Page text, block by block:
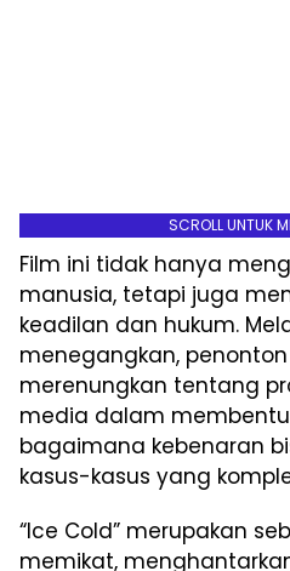
SCROLL UNTUK
Film ini tidak hanya
manusia, tetapi juga
keadilan dan hukum.
menegangkan,
merenungkan tentang
media dalam
bagaimana kebenaran
kasus-kasus yang
“Ice Cold” merupakan
memikat,